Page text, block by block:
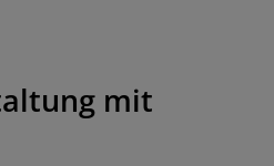
mit